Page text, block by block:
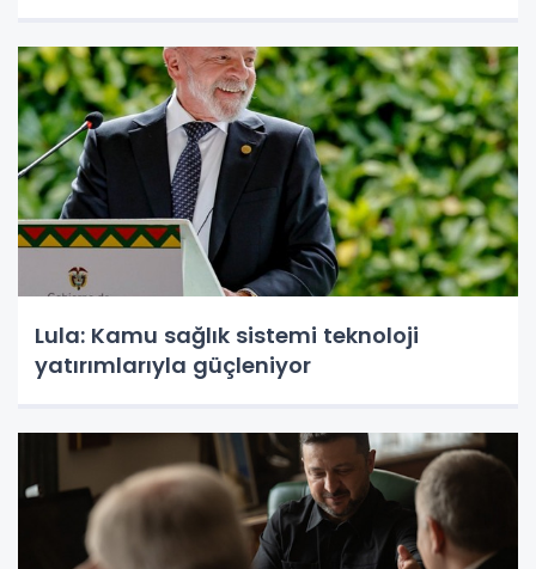
Lula: Kamu sağlık sistemi teknoloji
yatırımlarıyla güçleniyor